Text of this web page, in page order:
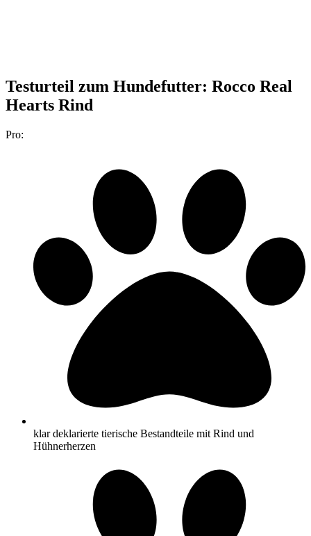
Testurteil zum Hundefutter: Rocco Real
Hearts Rind
Pro:
klar deklarierte tierische Bestandteile mit Rind und
Hühnerherzen